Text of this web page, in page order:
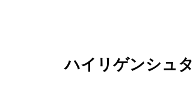
ハイリゲンシュ